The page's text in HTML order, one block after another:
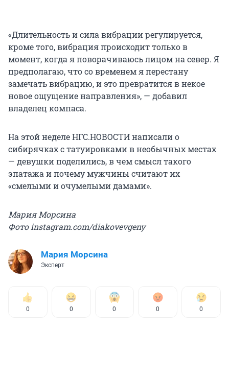
«Длительность и сила вибрации регулируется,
кроме того, вибрация происходит только в
момент, когда я поворачиваюсь лицом на север. Я
предполагаю, что со временем я перестану
замечать вибрацию, и это превратится в некое
новое ощущение направления», — добавил
владелец компаса.
На этой неделе НГС.НОВОСТИ написали о
сибирячках с татуировками в необычных местах
— девушки поделились, в чем смысл такого
эпатажа и почему мужчины считают их
«смелыми и очумелыми дамами».
Мария Морсина
Фото instagram.com/diakovevgeny
Мария Морсина
Эксперт
0 0 0 0 0